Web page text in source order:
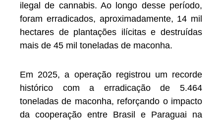
ilegal de cannabis. Ao longo desse período,
foram erradicados, aproximadamente, 14 mil
hectares de plantações ilícitas e destruídas
mais de 45 mil toneladas de maconha.
Em 2025, a operação registrou um recorde
histórico com a erradicação de 5.464
toneladas de maconha, reforçando o impacto
da cooperação entre Brasil e Paraguai na